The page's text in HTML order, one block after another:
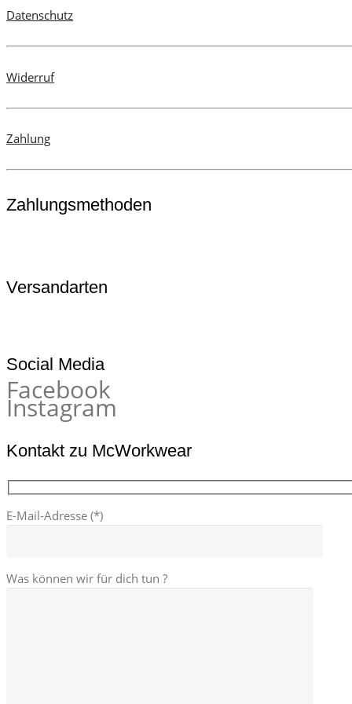
Datenschutz
Widerruf
Zahlung
Zahlungsmethoden
Versandarten
Social Media
Facebook
Instagram
Kontakt zu McWorkwear
E-Mail-Adresse (*)
Was können wir für dich tun ?